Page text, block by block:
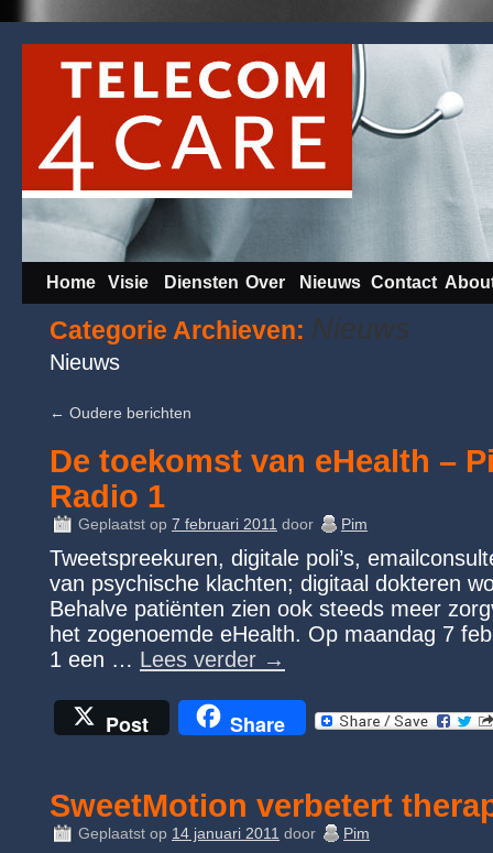
Home Visie Diensten Over Nieuws Contact
Categorie Archieven: Nieuws
Nieuws
← Oudere berichten
De toekomst van eHealth –
Radio 1
Geplaatst op 7 februari 2011 door Pim
Tweetspreekuren, digitale poli’s,
van psychische klachten; digitaal dokteren
Behalve patiënten zien ook steeds meer
het zogenoemde eHealth. Op maandag 7
1 een … Lees verder →
Post Share
SweetMotion verbetert
Geplaatst op 14 januari 2011 door Pim